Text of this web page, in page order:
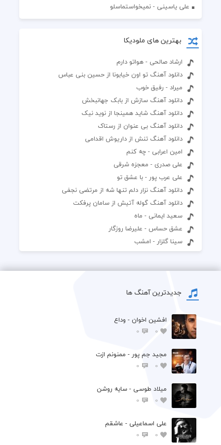
علی یاسینی - نمیخواستماسلو
بهترین های ملودیکا
ارشاد صالحی - هواتو دارم
دانلود آهنگ تو اون خیابونا از حسین بنی عباس
میراد - رفیق خوب
دانلود آهنگ سازش از بابک جهانبخش
دانلود آهنگ شاید همینجا از نوید نیک
دانلود آهنگ بی عنوان از رستاک
دانلود آهنگ تنش از داریوش اقدامی
امین اعرابی - چه کنم
علی صدری - معجزه شرقی
علی عرب پور - با عشق تو
دانلود آهنگ نزار دلم تنها شه از مرتضی نجفی
دانلود آهنگ گوله آتیش از سامان پرفکت
سعید ایمانی - ماه
عشق حساس - علیرضا روزگار
سینا گلزار - امشب
جدیدترین آهنگ ها
افشين اخوان - وداع
0
0
مجید جم پور - ممنونم ازت
0
0
میلاد طوسی - سایه روشن
0
0
علی اسماعیلی - عاشقم
0
0